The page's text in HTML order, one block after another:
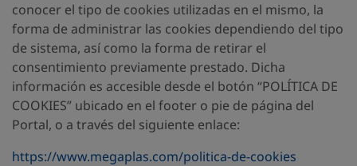
conocer el tipo de cookies utilizadas en el mismo, la
forma de administrar las cookies dependiendo del tipo
de sistema, así como la forma de retirar el
consentimiento previamente prestado. Dicha
información es accesible desde el botón “POLÍTICA DE
COOKIES” ubicado en el footer o pie de página del
Portal, o a través del siguiente enlace:
https://www.megaplas.com/politica-de-cookies